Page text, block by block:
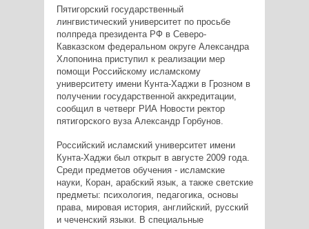
Пятигорский государственный
лингвистический университет по просьбе
полпреда президента РФ в Северо-
Кавказском федеральном округе Александра
Хлопонина приступил к реализации мер
помощи Российскому исламскому
университету имени Кунта-Хаджи в Грозном в
получении государственной аккредитации,
сообщил в четверг РИА Новости ректор
пятигорского вуза Александр Горбунов.
Российский исламский университет имени
Кунта-Хаджи был открыт в августе 2009 года.
Среди предметов обучения - исламские
науки, Коран, арабский язык, а также светские
предметы: психология, педагогика, основы
права, мировая история, английский, русский
и чеченский языки. В специальные